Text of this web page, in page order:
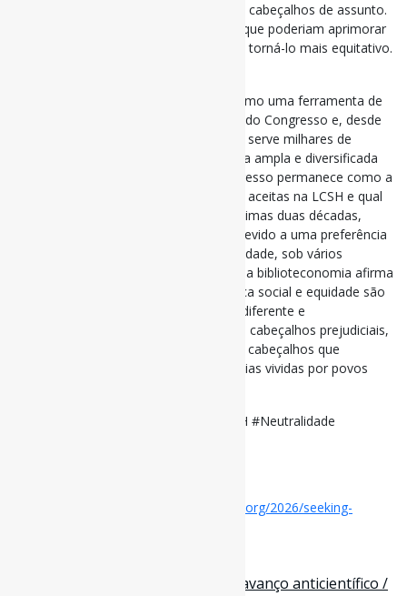
apropriada para avaliar as propostas de cabeçalhos de assunto.
Por fim, recomenda diversas reformas que poderiam aprimorar
o processo de cabeçalhos de assunto e torná-lo mais equitativo.
A LCSH surgiu há mais de um século como uma ferramenta de
catalogação temática para a Biblioteca do Congresso e, desde
então, evoluiu para um vocabulário que serve milhares de
bibliotecas em todo o mundo. Apesar da ampla e diversificada
base de usuários, a Biblioteca do Congresso permanece como a
única árbitra sobre quais propostas são aceitas na LCSH e qual
forma os cabeçalhos assumem. Nas últimas duas décadas,
rejeitou diversas propostas temáticas devido a uma preferência
por uma suposta neutralidade e objetividade, sob vários
disfarces. No entanto, como profissão, a biblioteconomia afirma
priorizar a responsabilidade social. Justiça social e equidade são
incompatíveis com uma neutralidade indiferente e
propositalmente inofensiva que permite cabeçalhos prejudiciais,
colonialistas e racistas na LCSH e exclui cabeçalhos que
descrevem preconceito ou as experiências vividas por povos
#ListasDeCabeçalhosDeAssunto #LCSH #Neutralidade
https://www.inthelibrarywiththeleadpipe.org/2026/seeking-
O novo capitalismo financeiro e o avanço anticientífico /